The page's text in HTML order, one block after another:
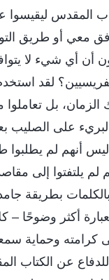
المقدس ليقيسوا
معي أو طريق
أن أي شيء لا
لقد
الزمان، بل
على الصليب
أنهم لم
يلتفتوا إلى
بطريقة
بعبارة أكثر
وحماية
للدفاع عن